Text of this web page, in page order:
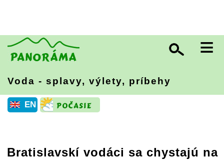
≡
Voda - splavy, výlety, príbehy
EN
Bratislavskí vodáci sa chystajú na